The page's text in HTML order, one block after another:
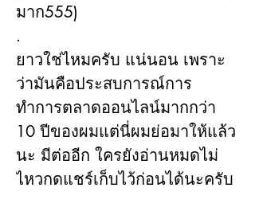
มาก555)
.
ยาวใช่ไหมครับ แน่นอน เพราะ
ว่ามันคือประสบการณ์การ
ทำการตลาดออนไลน์มากกว่า
10 ปีของผมแต่นี่ผมย่อมาให้แล้ว
นะ มีต่ออีก ใครยังอ่านหมดไม่
ไหวกดแชร์เก็บไว้ก่อนได้นะครับ